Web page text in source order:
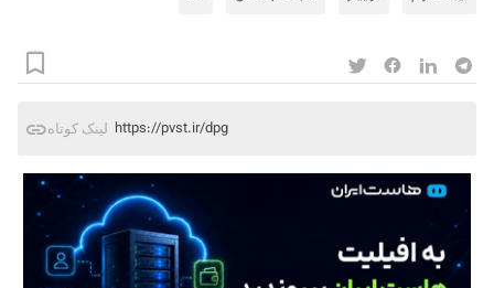
لینک کوتاه https://pvst.ir/dpg